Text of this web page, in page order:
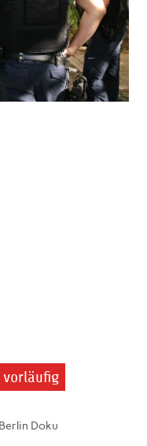
vorläufig
Berlin Doku